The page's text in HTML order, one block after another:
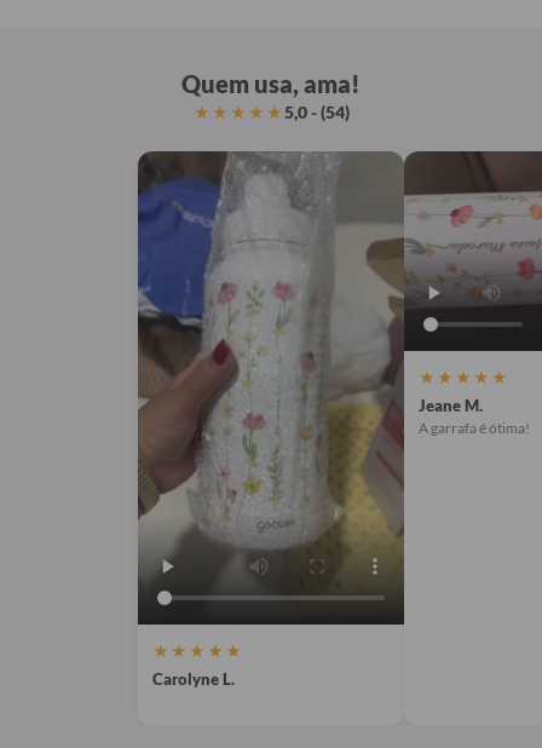
Quem usa, ama!
★★★★★5,0 - (54)
★★★★★
Carolyne L.
★★★★★
Jeane M.
A garrafa é ótima!